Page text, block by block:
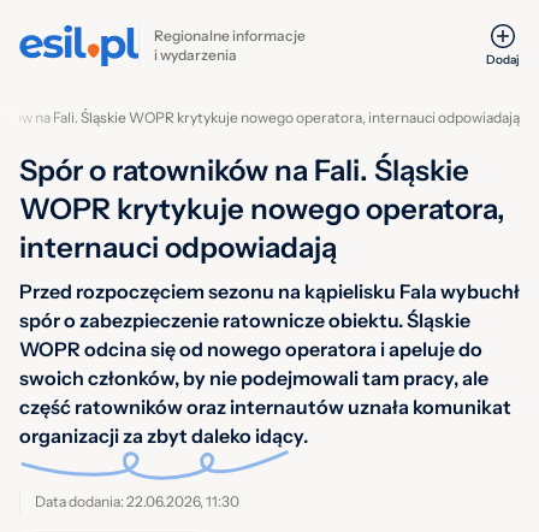
Regionalne informacje
i wydarzenia
Dodaj
na Fali. Śląskie WOPR krytykuje nowego operatora, internauci odpowiadają
Spór o ratowników na Fali. Śląskie
WOPR krytykuje nowego operatora,
internauci odpowiadają
Przed rozpoczęciem sezonu na kąpielisku Fala wybuchł
spór o zabezpieczenie ratownicze obiektu. Śląskie
WOPR odcina się od nowego operatora i apeluje do
swoich członków, by nie podejmowali tam pracy, ale
część ratowników oraz internautów uznała komunikat
organizacji za zbyt daleko idący.
Data dodania: 22.06.2026, 11:30